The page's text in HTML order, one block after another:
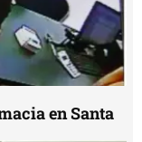
en Santa